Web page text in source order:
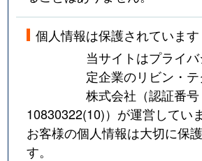
個人情報は保護されています
当サイトはプライ
定企業のリビン・
株式会社（認証番号
10830322(10)）が運営してい
お客様の個人情報は大切に保
す。